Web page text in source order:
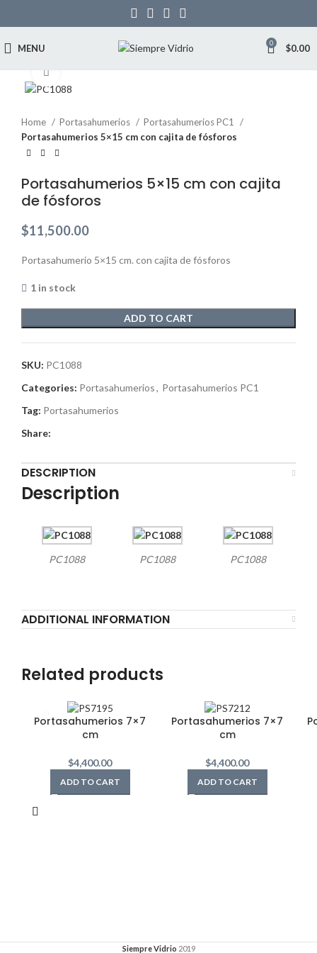
MENU 0 $0.00
Home Portasahumerios
Portasahumerios PC1
Portasahumerios 5×15 cm con cajita de fósforos
Portasahumerios 5×15 cm con cajita
de fósforos
$11,500.00
Portasahumerio 5×15 cm. con cajita de fósforos
1 in stock
ADD TO CART
SKU: PC1088
Categories: Portasahumerios, Portasahumerios PC1
Tag: Portasahumerios
Share:
DESCRIPTION
Description
PC1088 PC1088 PC1088
ADDITIONAL INFORMATION
Related products
Portasahumerios 7×7
cm
$4,400.00
ADD TO CART
Portasahumerios 7×7
cm
$4,400.00
ADD TO CART
Siempre Vidrio 2019